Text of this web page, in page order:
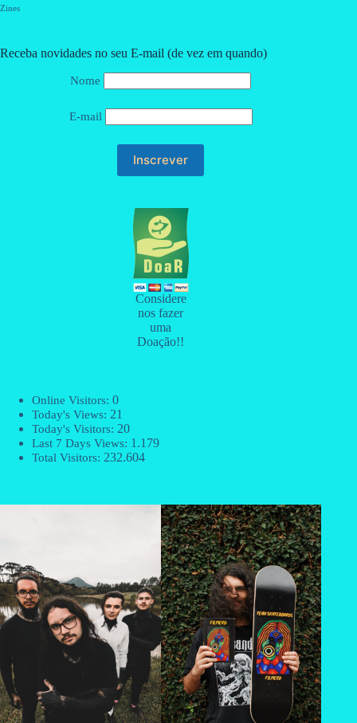
Zines
Receba novidades no seu E-mail (de vez em quando)
Nome
E-mail
Considere
nos fazer
uma
Doação!!
Online Visitors: 0
Today's Views: 21
Today's Visitors: 20
Last 7 Days Views: 1.179
Total Visitors: 232.604